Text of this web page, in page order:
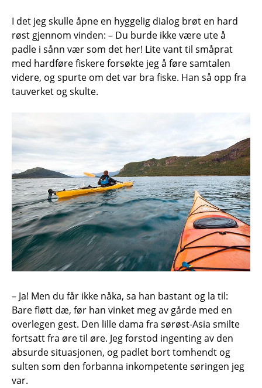
I det jeg skulle åpne en hyggelig dialog brøt en hard
røst gjennom vinden: – Du burde ikke være ute å
padle i sånn vær som det her! Lite vant til småprat
med hardføre fiskere forsøkte jeg å føre samtalen
videre, og spurte om det var bra fiske. Han så opp fra
tauverket og skulte.
– Ja! Men du får ikke nåka, sa han bastant og la til:
Bare fløtt dæ, før han vinket meg av gårde med en
overlegen gest. Den lille dama fra sørøst-Asia smilte
fortsatt fra øre til øre. Jeg forstod ingenting av den
absurde situasjonen, og padlet bort tomhendt og
sulten som den forbanna inkompetente søringen jeg
var.